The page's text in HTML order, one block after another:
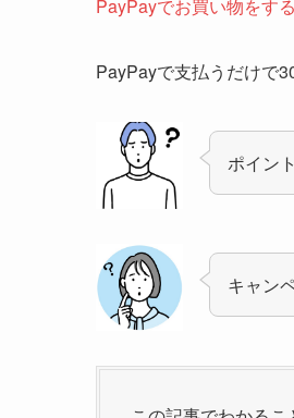
PayPayでお買い物をす
PayPayで支払うだけで
ポイン
キャン